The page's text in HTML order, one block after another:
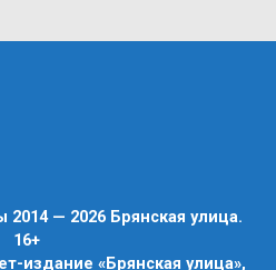
— 2026 Брянская улица.
16+
издание «Брянская улица»,